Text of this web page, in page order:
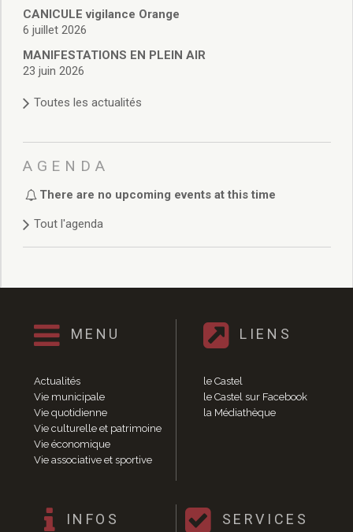
Budget de Fonctionnement
Budget d’Investissement
Conseils municipaux
Règlement du conseil municipal
Délibérations 2025
Délibérations 2022
Délibérations 2021
Délibérations 2020
Délibérations 2019
Délibérations 2018
Délibérations 2014
Délibérations 2013
Délibérations 2011
Délibérations 2010
Délibérations 2009
Délibérations 2008
Agenda réunions publiques
Marchés publics
Vie quotidienne
CANICULE vigilance Orange
6 juillet 2026
MANIFESTATIONS EN PLEIN AIR
23 juin 2026
Toutes les actualités
AGENDA
There are no upcoming events at this time
Tout l'agenda
MENU
Actualités
Vie municipale
Vie quotidienne
Vie culturelle et patrimoine
Vie économique
Vie associative et sportive
LIENS
le Castel
le Castel sur Facebook
la Médiathèque
INFOS SERVICES